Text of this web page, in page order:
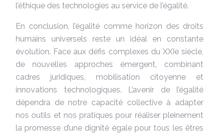
l’éthique des technologies au service de l’égalité.
En conclusion, l’égalité comme horizon des droits
humains universels reste un idéal en constante
évolution. Face aux défis complexes du XXIe siècle,
de nouvelles approches émergent, combinant
cadres juridiques, mobilisation citoyenne et
innovations technologiques. L’avenir de l’égalité
dépendra de notre capacité collective à adapter
nos outils et nos pratiques pour réaliser pleinement
la promesse d’une dignité égale pour tous les êtres